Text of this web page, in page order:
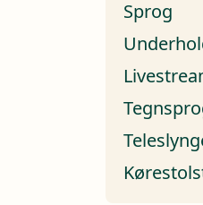
Sprog